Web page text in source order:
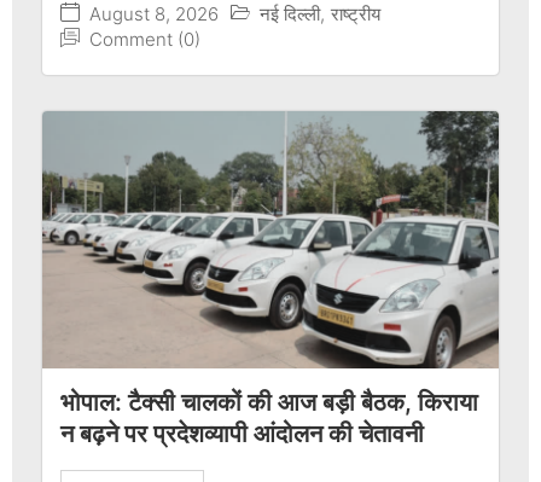
August 8, 2026 नई दिल्ली, राष्ट्रीय
Comment (0)
भोपाल: टैक्सी चालकों की आज बड़ी बैठक, किराया
न बढ़ने पर प्रदेशव्यापी आंदोलन की चेतावनी